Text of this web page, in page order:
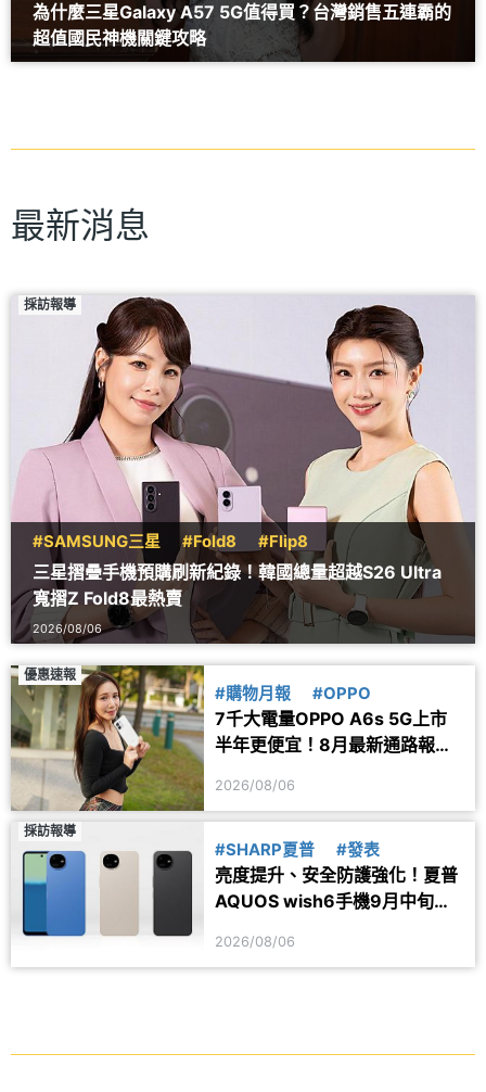
為什麼三星Galaxy A57 5G值得買？台灣銷售五連霸的
超值國民神機關鍵攻略
最新消息
採訪報導
#SAMSUNG三星 #Fold8 #Flip8
三星摺疊手機預購刷新紀錄！韓國總量超越S26 Ultra
寬摺Z Fold8最熱賣
2026/08/06
優惠速報
#購物月報 #OPPO
7千大電量OPPO A6s 5G上市
半年更便宜！8月最新通路報價
2026/08/06
採訪報導
#SHARP夏普 #發表
亮度提升、安全防護強化！夏普
AQUOS wish6手機9月中旬台
2026/08/06